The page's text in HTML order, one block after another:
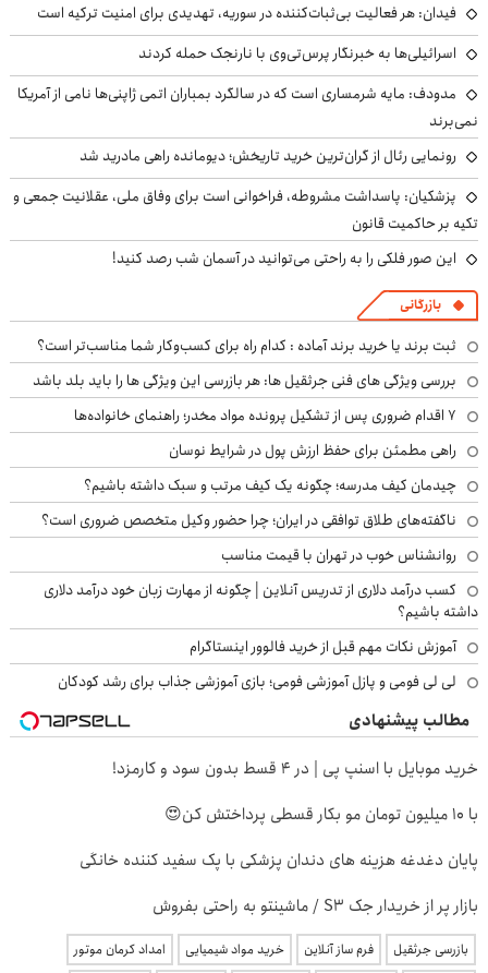
فیدان: هر فعالیت بی‌ثبات‌کننده در سوریه، تهدیدی برای امنیت ترکیه است
اسرائیلی‌ها به خبرنگار پرس‌تی‌وی با نارنجک حمله کردند
مدودف: مایه شرمساری است که در سالگرد بمباران اتمی ژاپنی‌ها نامی از آمریکا
نمی‌برند
رونمایی رئال از گران‌ترین خرید تاریخش؛ دیومانده راهی مادرید شد
پزشکیان: پاسداشت مشروطه، فراخوانی است برای وفاق ملی، عقلانیت جمعی و
تکیه بر حاکمیت قانون
این صور فلکی را به راحتی می‌توانید در آسمان شب رصد کنید!
بازرگانی
ثبت برند یا خرید برند آماده : کدام راه برای کسب‌وکار شما مناسب‌تر است؟
بررسی ویژگی های فنی جرثقیل ها: هر بازرسی این ویژگی ها را باید بلد باشد
۷ اقدام ضروری پس از تشکیل پرونده مواد مخدر؛ راهنمای خانواده‌ها
راهی مطمئن برای حفظ ارزش پول در شرایط نوسان
چیدمان کیف مدرسه؛ چگونه یک کیف مرتب و سبک داشته باشیم؟
ناگفته‌های طلاق توافقی در ایران؛ چرا حضور وکیل متخصص ضروری است؟
روانشناس خوب در تهران با قیمت مناسب
کسب درآمد دلاری از تدریس آنلاین | چگونه از مهارت زبان خود درآمد دلاری
داشته باشیم؟
آموزش نکات مهم قبل از خرید فالوور اینستاگرام
لی لی فومی و پازل آموزشی فومی؛ بازی آموزشی جذاب برای رشد کودکان
مطالب پیشنهادی
خرید موبایل با اسنپ پی | در ۴ قسط بدون سود و کارمزد!
با 10 میلیون تومان مو بکار قسطی پرداختش کن😍
پایان دغدغه هزینه های دندان پزشکی با پک سفید کننده خانگی
بازار پر از خریدار جک S3 / ماشینتو به راحتی بفروش
بازرسی جرثقیل فرم ساز آنلاین خرید مواد شیمیایی امداد کرمان موتور